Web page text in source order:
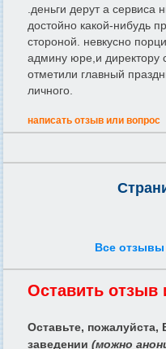
.деньги дерут а сервиса
достойно какой-нибудь
стороной. невкусно
админу юре,и директору
отметили главный
личного.
написать отзыв или вопрос
Все отзывы
Оставить отзыв
Оставьте,
заведении (можно